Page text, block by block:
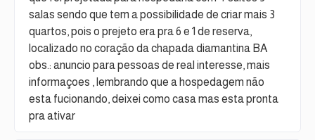
salas sendo que tem a possibilidade de criar mais 3
quartos, pois o prejeto era pra 6 e 1 de reserva,
localizado no coração da chapada diamantina BA
obs.: anuncio para pessoas de real interesse, mais
informaçoes , lembrando que a hospedagem não
esta fucionando, deixei como casa mas esta pronta
pra ativar